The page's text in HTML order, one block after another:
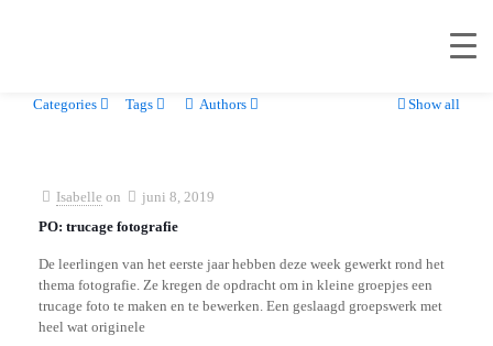
Categories Tags Authors Show all
Isabelle on
juni 8, 2019
PO: trucage fotografie
De leerlingen van het eerste jaar hebben deze week gewerkt rond het
thema fotografie. Ze kregen de opdracht om in kleine groepjes een
trucage foto te maken en te bewerken. Een geslaagd groepswerk met
heel wat originele